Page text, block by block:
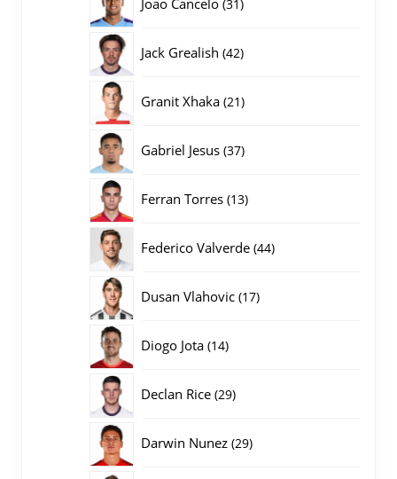
31
Jack Grealish 4242
Granit Xhaka 2121
Gabriel Jesus 3737
Ferran Torres 1313
Federico Valverde 4444
Dusan Vlahovic 1717
Diogo Jota 1414
Declan Rice 2929
Darwin Nunez 2929